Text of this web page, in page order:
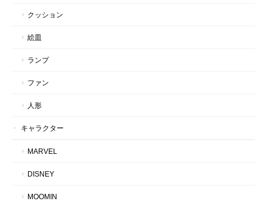
クッション
絵皿
ランプ
ファン
人形
キャラクター
MARVEL
DISNEY
MOOMIN